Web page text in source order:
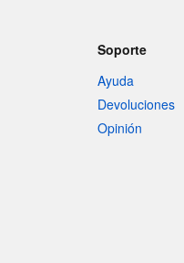
Soporte
Ayuda
Devoluciones
Opinión